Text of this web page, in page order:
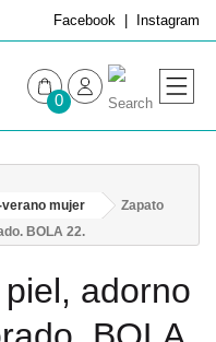
Facebook Instagram
0
mujer
Zapato
BOLA 22.
adorno